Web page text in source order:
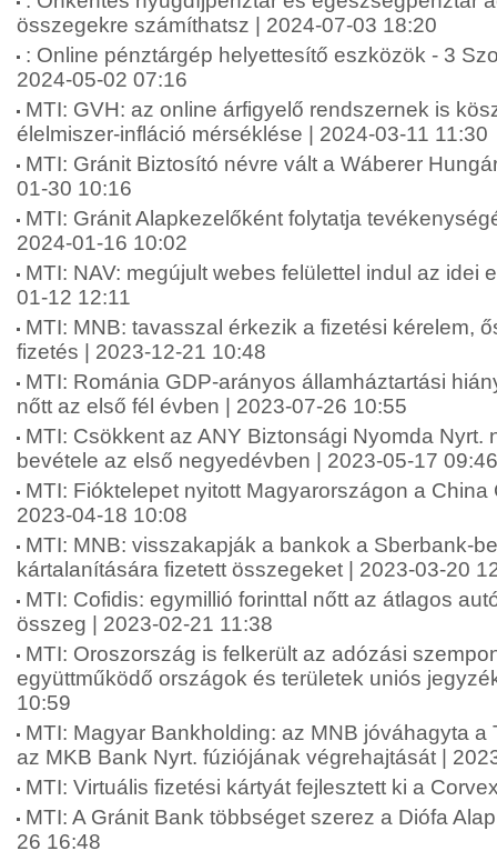
összegekre számíthatsz | 2024-07-03 18:20
: Online pénztárgép helyettesítő eszközök - 3
2024-05-02 07:16
MTI: GVH: az online árfigyelő rendszernek is
élelmiszer-infláció mérséklése | 2024-03-11 11:30
MTI: Gránit Biztosító névre vált a Wáberer
01-30 10:16
MTI: Gránit Alapkezelőként folytatja
2024-01-16 10:02
MTI: NAV: megújult webes felülettel indul az idei
01-12 12:11
MTI: MNB: tavasszal érkezik a fizetési kérelem,
fizetés | 2023-12-21 10:48
MTI: Románia GDP-arányos államháztartási
nőtt az első fél évben | 2023-07-26 10:55
MTI: Csökkent az ANY Biztonsági Nyomda Nyrt.
bevétele az első negyedévben | 2023-05-17 09:46
MTI: Fióktelepet nyitott Magyarországon a China
2023-04-18 10:08
MTI: MNB: visszakapják a bankok a Sberbank-
kártalanítására fizetett összegeket | 2023-03-20
MTI: Cofidis: egymillió forinttal nőtt az átlagos
összeg | 2023-02-21 11:38
MTI: Oroszország is felkerült az adózási
együttműködő országok és területek uniós
10:59
MTI: Magyar Bankholding: az MNB jóváhagyta a
az MKB Bank Nyrt. fúziójának végrehajtását |
MTI: Virtuális fizetési kártyát fejlesztett ki a
MTI: A Gránit Bank többséget szerez a Diófa
26 16:48